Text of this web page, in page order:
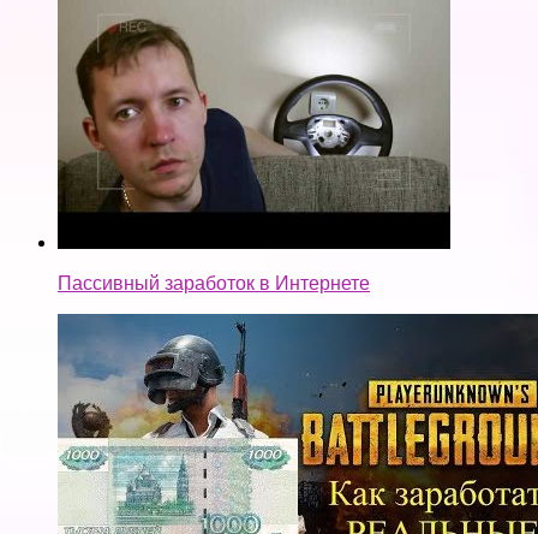
Пассивный заработок в Интернете